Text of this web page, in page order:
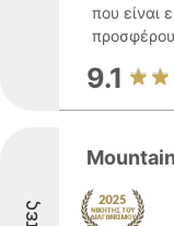
που είναι
9.1